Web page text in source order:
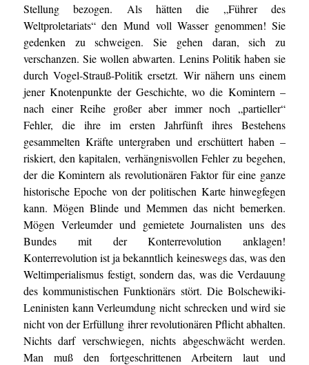
Stellung bezogen. Als hätten die „Führer des
Weltproletariats“ den Mund voll Wasser genommen! Sie
gedenken zu schweigen. Sie gehen daran, sich zu
verschanzen. Sie wollen abwarten. Lenins Politik haben sie
durch Vogel-Strauß-Politik ersetzt. Wir nähern uns einem
jener Knotenpunkte der Geschichte, wo die Komintern –
nach einer Reihe großer aber immer noch „partieller“
Fehler, die ihre im ersten Jahrfünft ihres Bestehens
gesammelten Kräfte untergraben und erschüttert haben –
riskiert, den kapitalen, verhängnisvollen Fehler zu begehen,
der die Komintern als revolutionären Faktor für eine ganze
historische Epoche von der politischen Karte hinwegfegen
kann. Mögen Blinde und Memmen das nicht bemerken.
Mögen Verleumder und gemietete Journalisten uns des
Bundes mit der Konterrevolution anklagen!
Konterrevolution ist ja bekanntlich keineswegs das, was den
Weltimperialismus festigt, sondern das, was die Verdauung
des kommunistischen Funktionärs stört. Die Bolschewiki-
Leninisten kann Verleumdung nicht schrecken und wird sie
nicht von der Erfüllung ihrer revolutionären Pflicht abhalten.
Nichts darf verschwiegen, nichts abgeschwächt werden.
Man muß den fortgeschrittenen Arbeitern laut und